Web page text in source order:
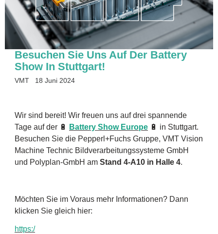
Besuchen Sie Uns Auf Der Battery
Show In Stuttgart!
VMT 18 Juni 2024
Wir sind bereit! Wir freuen uns auf drei spannende
Tage auf der 🔋
Battery Show Europe 🔋 in Stuttgart.
Besuchen Sie die Pepperl+Fuchs Gruppe, VMT Vision
Machine Technic Bildverarbeitungssysteme GmbH
und Polyplan-GmbH am Stand 4-A10 in Halle 4.
Möchten Sie im Voraus mehr Informationen? Dann
klicken Sie gleich hier:
https:/